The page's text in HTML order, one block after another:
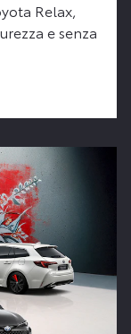
Relax,
e senza